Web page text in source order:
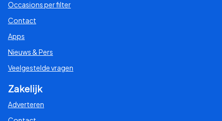
Occasions per filter
Contact
Apps
Nieuws & Pers
Veelgestelde vragen
Zakelijk
Adverteren